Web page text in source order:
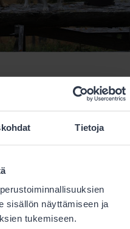
Tietoja
sisällön näyttämiseen ja
tukemiseen.
myynti alkaa
syksylle 2026 tulevat
kello 9.00.
Kittilän, Kolarin,
Simon, Tervolan,